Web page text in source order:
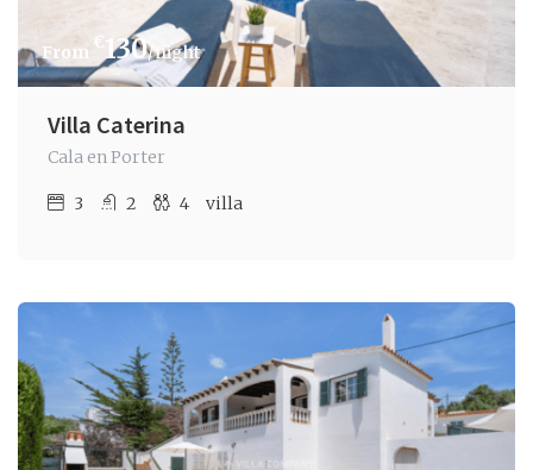
€130/night
Villa Caterina
Cala en Porter
3 2 4 villa